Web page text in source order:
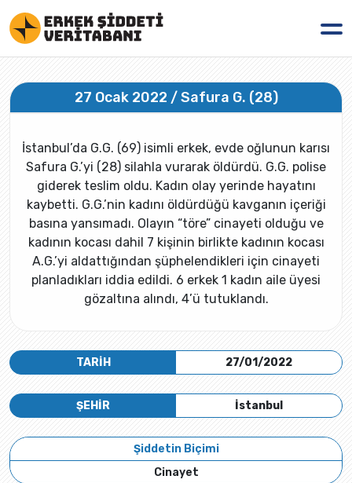
27 Ocak 2022 / Safura G. (28)
İstanbul’da G.G. (69) isimli erkek, evde oğlunun karısı
Safura G.’yi (28) silahla vurarak öldürdü. G.G. polise
giderek teslim oldu. Kadın olay yerinde hayatını
kaybetti. G.G.’nin kadını öldürdüğü kavganın içeriği
basına yansımadı. Olayın “töre” cinayeti olduğu ve
kadının kocası dahil 7 kişinin birlikte kadının kocası
A.G.’yi aldattığından şüphelendikleri için cinayeti
planladıkları iddia edildi. 6 erkek 1 kadın aile üyesi
gözaltına alındı, 4’ü tutuklandı.
TARİH 27/01/2022
İstanbul
ŞEHİR
Şiddetin Biçimi
Cinayet